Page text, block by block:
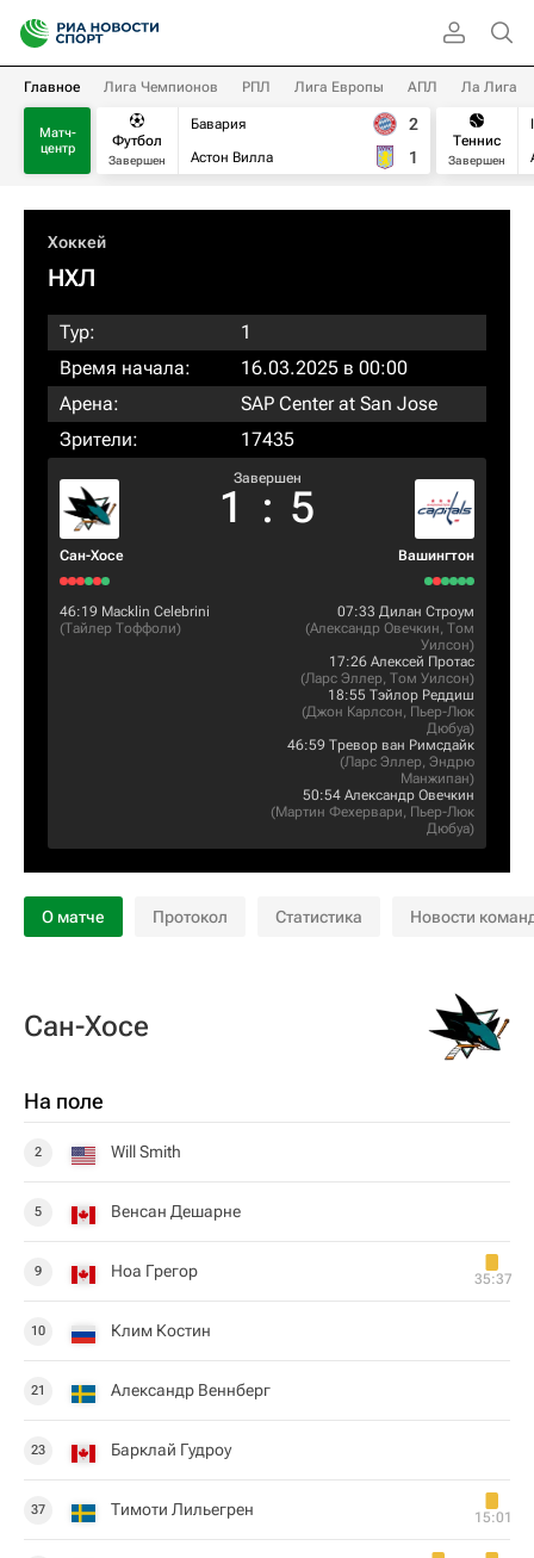
Главное Лига Чемпионов РПЛ Лига Европы АПЛ Ла Лига
Матч-
центр
Футбол
Завершен
Бавария
Астон Вилла
2
1
Теннис
Завершен
Хоккей
НХЛ
Тур:
1
Время начала:
16.03.2025 в 00:00
Арена:
SAP Center at San Jose
Зрители:
17435
Сан-Хосе
Завершен
1 : 5
Вашингтон
46:19 Macklin Celebrini
(Тайлер Тоффоли)
07:33 Дилан Строум
(Александр Овечкин, Том
Уилсон)
17:26 Алексей Протас
(Ларс Эллер, Том Уилсон)
18:55 Тэйлор Реддиш
(Джон Карлсон, Пьер-Люк
Дюбуа)
46:59 Тревор ван Римсдайк
(Ларс Эллер, Эндрю
Манжипан)
50:54 Александр Овечкин
(Мартин Фехервари, Пьер-Люк
Дюбуа)
О матче Протокол Статистика Новости
Сан-Хосе
На поле
2 Will Smith
5 Венсан Дешарне
9 Ноа Грегор 35:37
10 Клим Костин
21 Александр Веннберг
23 Барклай Гудроу
37 Тимоти Лильегрен 15:01